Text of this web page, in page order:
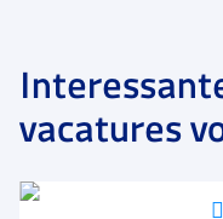
zoeken voor hun
hoogwaardig en
privacy.
vacatures